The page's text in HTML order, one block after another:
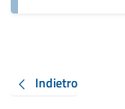
Indietro